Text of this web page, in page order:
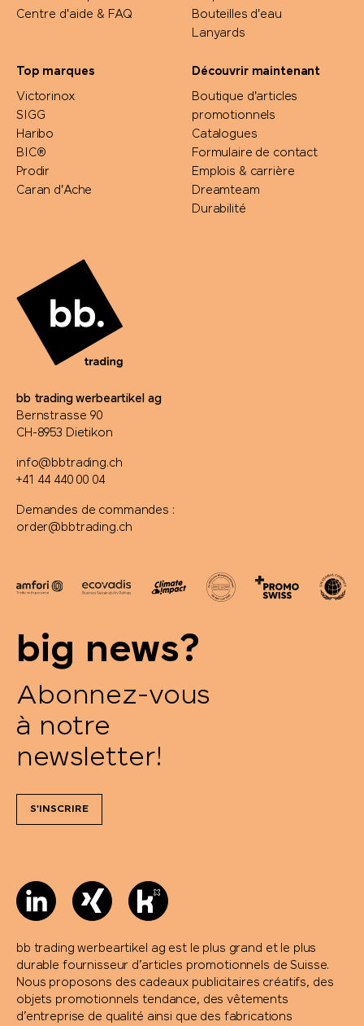
Centre d'aide & FAQ
Bouteilles d'eau
Lanyards
Top marques
Victorinox
SIGG
Haribo
BIC®
Prodir
Caran d'Ache
Découvrir maintenant
Boutique d'articles
promotionnels
Catalogues
Formulaire de contact
Emplois & carrière
Dreamteam
Durabilité
bb trading werbeartikel ag
Bernstrasse 90
CH-8953 Dietikon
info@bbtrading.ch
+41 44 440 00 04
Demandes de commandes :
order@bbtrading.ch
big news?
Abonnez-vous
à notre
newsletter!
S'INSCRIRE
bb trading werbeartikel ag est le plus grand et le plus
durable fournisseur d’articles promotionnels de Suisse.
Nous proposons des cadeaux publicitaires créatifs, des
objets promotionnels tendance, des vêtements
d’entreprise de qualité ainsi que des fabrications